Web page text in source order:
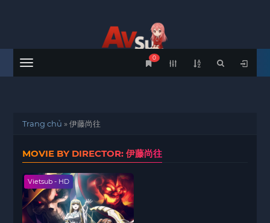
Menu
0
Trang chủ »伊藤尚往
MOVIE BY DIRECTOR: 伊藤尚往
Vietsub - HD